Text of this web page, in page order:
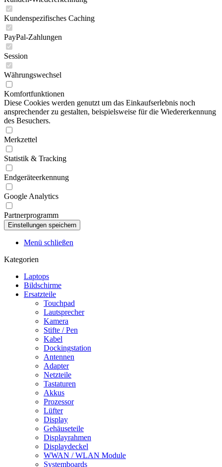
Kundenspezifisches Caching
PayPal-Zahlungen
Session
Währungswechsel
Komfortfunktionen
Diese Cookies werden genutzt um das Einkaufserlebnis noch
ansprechender zu gestalten, beispielsweise für die Wiedererkennung
des Besuchers.
Merkzettel
Statistik & Tracking
Endgeräteerkennung
Google Analytics
Partnerprogramm
Menü schließen
Kategorien
Laptops
Bildschirme
Ersatzteile
Touchpad
Lautsprecher
Kamera
Stifte / Pen
Kabel
Dockingstation
Antennen
Adapter
Netzteile
Tastaturen
Akkus
Prozessor
Lüfter
Display
Gehäuseteile
Displayrahmen
Displaydeckel
WWAN / WLAN Module
Systemboards